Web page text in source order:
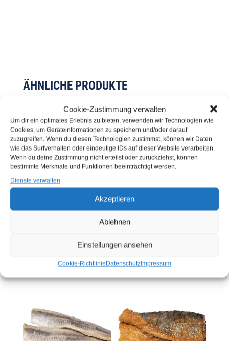
Cookie-Zustimmung verwalten
Um dir ein optimales Erlebnis zu bieten, verwenden wir Technologien wie
Cookies, um Geräteinformationen zu speichern und/oder darauf
zuzugreifen. Wenn du diesen Technologien zustimmst, können wir Daten
wie das Surfverhalten oder eindeutige IDs auf dieser Website verarbeiten.
Wenn du deine Zustimmung nicht erteilst oder zurückziehst, können
bestimmte Merkmale und Funktionen beeinträchtigt werden.
Dienste verwalten
Akzeptieren
Ablehnen
Einstellungen ansehen
Cookie-RichtlinieDatenschutzImpressum
ÄHNLICHE PRODUKTE
BRATROLLMOPS 5/3
Produkte kaufen können
MATJESFILET
anmelden, bevor Sie